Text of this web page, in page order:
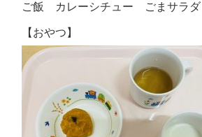
ご飯 カレーシチュー ごまサラ
【おやつ】